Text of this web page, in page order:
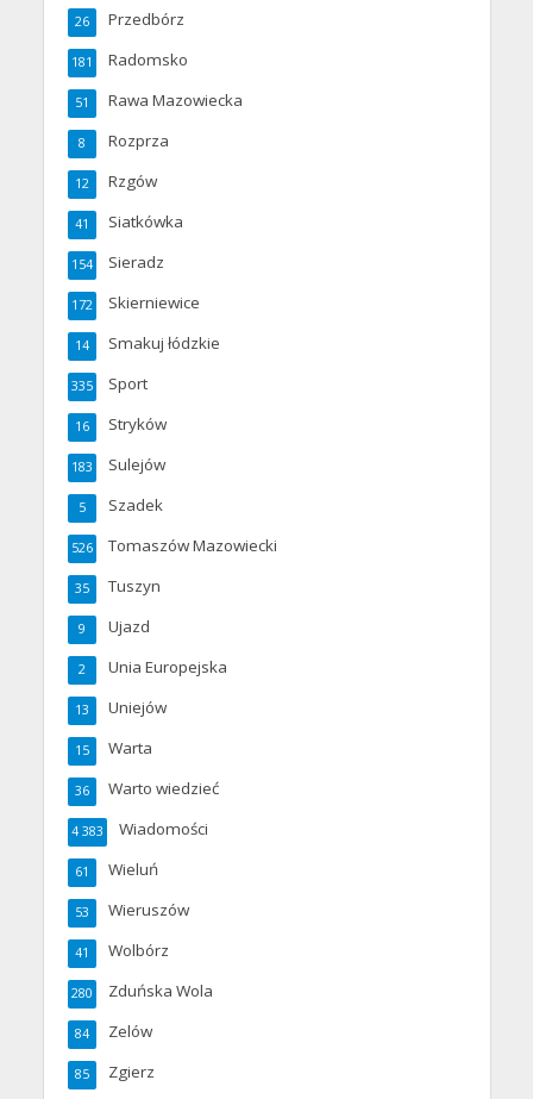
Przedbórz
26
Radomsko
181
Rawa Mazowiecka
51
Rozprza
8
Rzgów
12
Siatkówka
41
Sieradz
154
Skierniewice
172
Smakuj łódzkie
14
Sport
335
Stryków
16
Sulejów
183
Szadek
5
Tomaszów Mazowiecki
526
Tuszyn
35
Ujazd
9
Unia Europejska
2
Uniejów
13
Warta
15
Warto wiedzieć
36
Wiadomości
4 383
Wieluń
61
Wieruszów
53
Wolbórz
41
Zduńska Wola
280
Zelów
84
Zgierz
85